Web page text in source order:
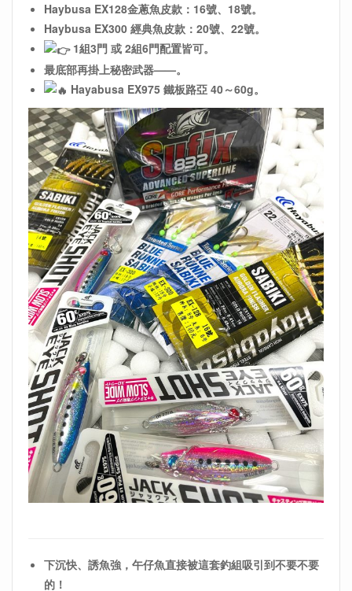
Haybusa EX128金蔥魚皮款：16號、18號。
Haybusa EX300 經典魚皮款：20號、22號。
1組3門 或 2組6門配置皆可。
最底部再掛上秘密武器——。
Hayabusa EX975 鐵板路亞 40～60g。
下沉快、誘魚強，午仔魚直接被這套釣組吸引到不要不要
的！